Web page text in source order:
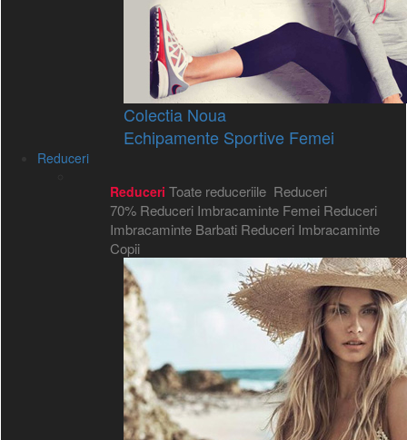
Colectia Noua
Echipamente Sportive Femei
Reduceri
Reduceri Toate reduceriile Reduceri
70% Reduceri Imbracaminte Femei Reduceri
Imbracaminte Barbati Reduceri Imbracaminte
Copii